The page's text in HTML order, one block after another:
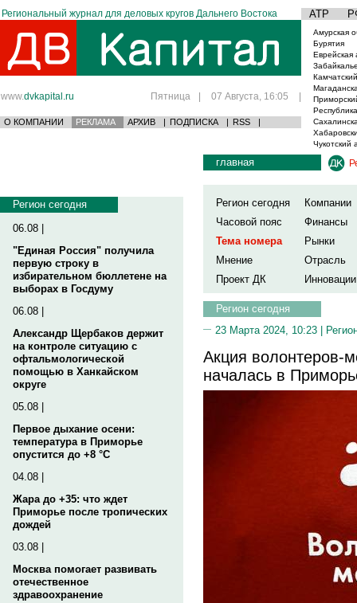
Региональный журнал для деловых кругов Дальнего Востока АТР
www.dvkapital.ru Пятница | 07 Августа, 16:05 |
О КОМПАНИИ РЕКЛАМА АРХИВ | ПОДПИСКА | RSS |
Амурская
Бурятия
Еврейская
Чукотский
Регион сегодня
06.08 |
"Единая Россия" получила
первую строку в
избирательном бюллетене на
выборах в Госдуму
06.08 |
Александр Щербаков держит
на контроле ситуацию с
офтальмологической
помощью в Ханкайском
округе
05.08 |
Первое дыхание осени:
температура в Приморье
опустится до +8 °C
04.08 |
Жара до +35: что ждет
Приморье после тропических
дождей
03.08 |
Москва помогает развивать
отечественное
здравоохранение
главная
Регион сегодня
Компании
Часовой пояс
Финансы
Тема номера
Рынки
Мнение
Отрасль
Проект ДК
Инновации
Регион сегодня
23 Марта 2024, 10:23 |
Акция волонтеров-
началась в